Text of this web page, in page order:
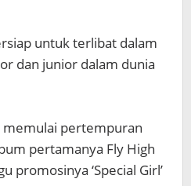
untuk terlibat dalam
dan junior dalam dunia
pertempuran
pertamanya Fly High
promosinya ‘Special Girl’